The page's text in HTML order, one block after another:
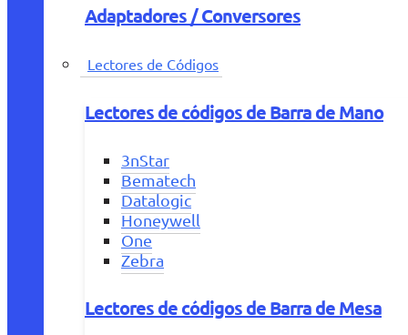
Adaptadores / Conversores
Lectores de Códigos
Lectores de códigos de Barra de Mano
3nStar
Bematech
Datalogic
Honeywell
One
Zebra
Lectores de códigos de Barra de Mesa